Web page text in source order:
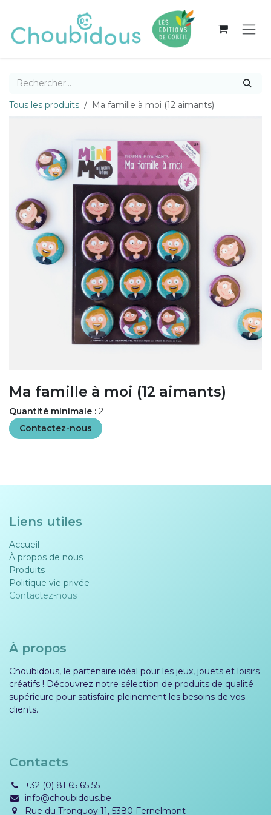
Tous les produits Ma famille à moi (12 aimants)
Ma famille à moi (12 aimants)
Quantité minimale : 2
Contactez-nous
Liens utiles
Accueil
À propos de nous
Produits
Politique vie privée​​
Contactez-nous
À propos
Choubidous, le partenaire idéal pour les jeux, jouets et loisirs
créatifs ! Découvrez notre sélection de produits de qualité
supérieure pour satisfaire pleinement les besoins de vos
clients.
Contacts
+32 (0) 81 65 65 55
info@choubidous.be
Rue du Tronquoy 11, 5380 Fernelmont